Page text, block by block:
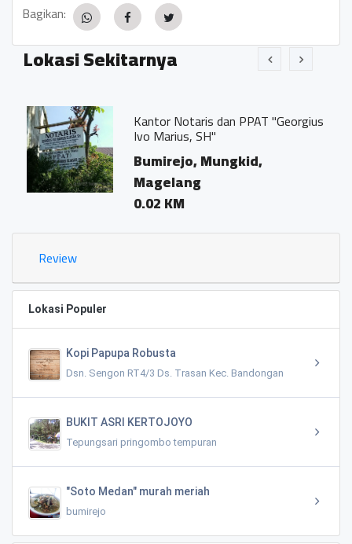
Bagikan:
Lokasi Sekitarnya
Kantor Notaris dan PPAT "Georgius
Ivo Marius, SH"
Bumirejo, Mungkid,
Magelang
0.02 KM
Review
Lokasi Populer
Kopi Papupa Robusta
Dsn. Sengon RT4/3 Ds. Trasan Kec. Bandongan
BUKIT ASRI KERTOJOYO
Tepungsari pringombo tempuran
"Soto Medan" murah meriah
bumirejo